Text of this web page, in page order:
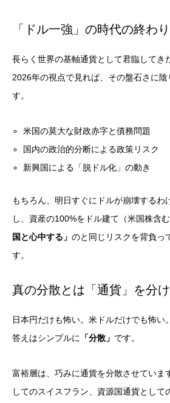
「ドル一強」の時代の終わ
長らく世界の基軸通貨として君臨してき
2026年の視点で見れば、その盤石さに陰
す。
米国の莫大な財政赤字と債務問題
国内の政治的分断による政策リスク
新興国による「脱ドル化」の動き
もちろん、明日すぐにドルが崩壊するわ
し、資産の100%をドル建て（米国株含
国と心中する」 のと同じリスクを背負っ
す。
真の分散とは「通貨」を分
日本円だけも怖い。米ドルだけでも怖い
答えはシンプルに
「分散」 です。
富裕層は、巧みに通貨を分散させていま
してのスイスフラン、資源国通貨として